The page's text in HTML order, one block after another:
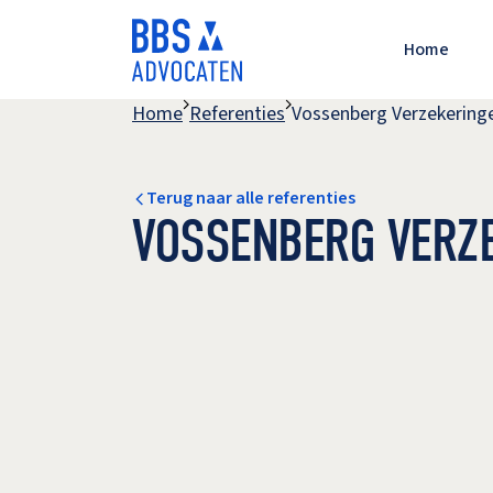
Home
Home Referenties Vossenberg
Terug naar alle referenties
VOSSENBERG